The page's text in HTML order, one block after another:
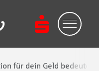
für dein Geld bedeutet